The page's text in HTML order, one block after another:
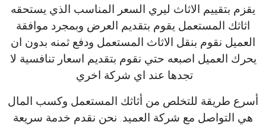
يقزم بتقييم الاثاث ليري السعر المناسب الذي يستحقه
اثاثك المستعمل يقوم بتقديم العرض وبمجرد موافقة
العميل نقوم بنقل الاثاث المستعمل ودفع ثمنه بدون ان
يحرك العميل اصبعه حتي نقوم بتقديم اسعار تنافسية لا
تجدها عند اي شركة اخري
أسرع طريقة للتخلص من أثاثك المستعمل وكسب المال
هي التواصل مع شركة العميد. نحن نقدم خدمة سريعة